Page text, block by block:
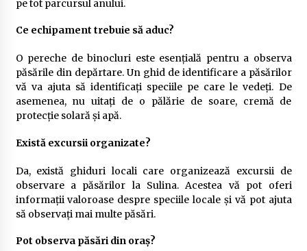
pe tot parcursul anului.
Ce echipament trebuie să aduc?
O pereche de binocluri este esențială pentru a observa
păsările din depărtare. Un ghid de identificare a păsărilor
vă va ajuta să identificați speciile pe care le vedeți. De
asemenea, nu uitați de o pălărie de soare, cremă de
protecție solară și apă.
Există excursii organizate?
Da, există ghiduri locali care organizează excursii de
observare a păsărilor la Sulina. Acestea vă pot oferi
informații valoroase despre speciile locale și vă pot ajuta
să observați mai multe păsări.
Pot observa păsări din oraș?